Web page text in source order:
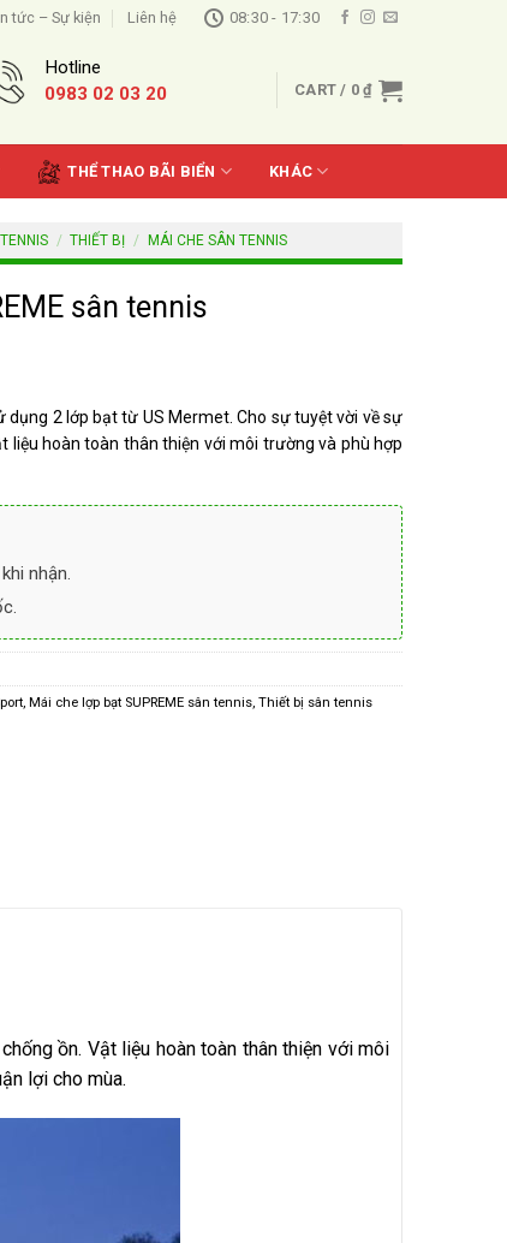
tức – Sự kiện Liên hệ 08:30 - 17:30
Hotline
0983 02 03 20
CART / 0₫
THỂ THAO BÃI BIỂN KHÁC
/ THIẾT BỊ / MÁI CHE SÂN TENNIS
sân tennis
dụng 2 lớp bạt từ US Mermet. Cho sự tuyệt vời về sự
liệu hoàn toàn thân thiện với môi trường và phù hợp
nhận.
, Mái che lợp bạt SUPREME sân tennis, Thiết bị sân tennis
ồn. Vật liệu hoàn toàn thân thiện với môi
lợi cho mùa.